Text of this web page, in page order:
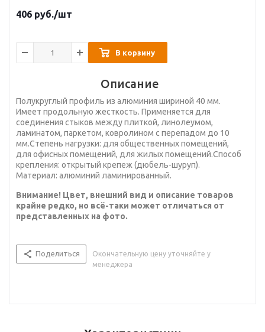
406 руб./шт
В корзину
Описание
Полукруглый профиль из алюминия шириной 40 мм.
Имеет продольную жесткость. Применяется для
соединения стыков между плиткой, линолеумом,
ламинатом, паркетом, ковролином с перепадом до 10
мм.Степень нагрузки: для общественных помещений,
для офисных помещений, для жилых помещений.Способ
крепления: открытый крепеж (дюбель-шуруп).
Материал: алюминий ламинированный.
Внимание! Цвет, внешний вид и описание товаров
крайне редко, но всё-таки может отличаться от
представленных на фото.
Поделиться
Окончательную цену уточняйте у
менеджера